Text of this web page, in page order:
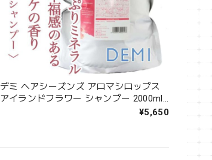
デミ ヘアシーズンズ アロマシロップス
アイランドフラワー シャンプー 2000ml-
¥5,650